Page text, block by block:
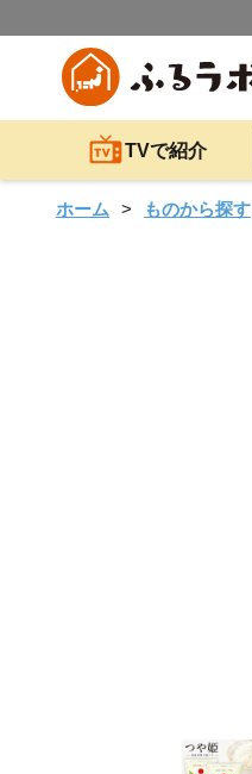
TVで紹介
ホーム ものから探す